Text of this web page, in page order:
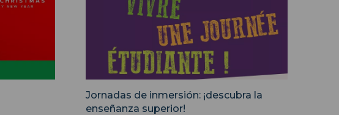
Jornadas de inmersión: ¡descubra la
enseñanza superior!